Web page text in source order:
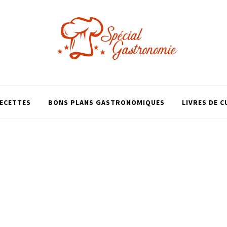
BONS PLANS GASTRONOMIQUES LIVRES DE